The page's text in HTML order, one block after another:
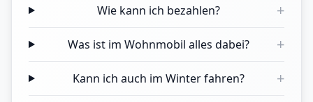
Wie kann ich bezahlen? +
Was ist im Wohnmobil alles dabei? +
Kann ich auch im Winter fahren? +